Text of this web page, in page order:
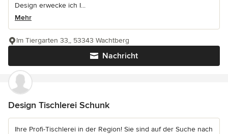
Design erwecke ich I...
Mehr
Nachricht
Im Tiergarten 33,, 53343 Wachtberg
Design Tischlerei Schunk
Ihre Profi-Tischlerei in der Region! Sie sind auf der Suche nach